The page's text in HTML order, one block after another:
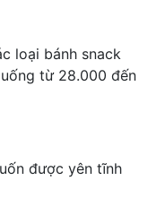
loại bánh snack
từ 28.000 đến
được yên tĩnh